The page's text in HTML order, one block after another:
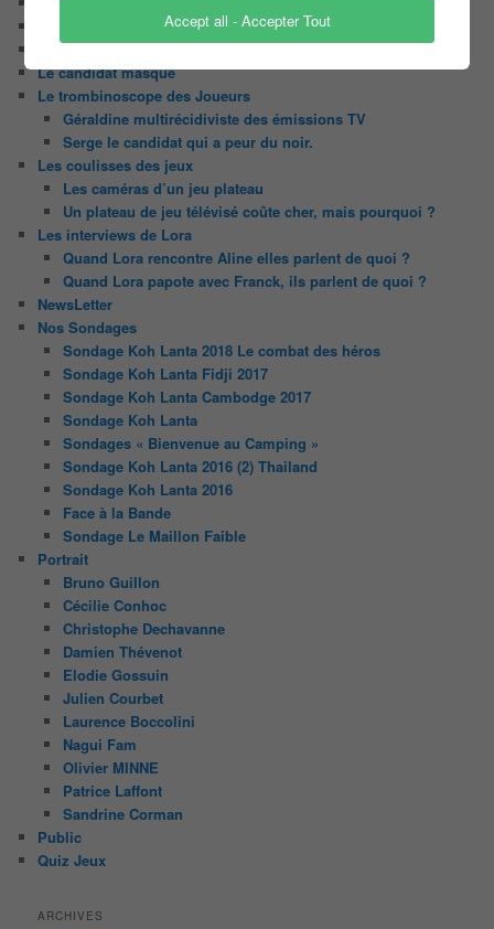
Il était une fois ….
Le candidat masqué
Le trombinoscope des Joueurs
Géraldine multirécidiviste des émissions TV
Serge le candidat qui a peur du noir.
Les coulisses des jeux
Les caméras d’un jeu plateau
Un plateau de jeu télévisé coûte cher, mais pourquoi ?
Les interviews de Lora
Quand Lora rencontre Aline elles parlent de quoi ?
Quand Lora papote avec Franck, ils parlent de quoi ?
NewsLetter
Nos Sondages
Sondage Koh Lanta 2018 Le combat des héros
Sondage Koh Lanta Fidji 2017
Sondage Koh Lanta Cambodge 2017
Sondage Koh Lanta
Sondages « Bienvenue au Camping »
Sondage Koh Lanta 2016 (2) Thailand
Sondage Koh Lanta 2016
Face à la Bande
Sondage Le Maillon Faible
Portrait
Bruno Guillon
Cécilie Conhoc
Christophe Dechavanne
Damien Thévenot
Elodie Gossuin
Julien Courbet
Laurence Boccolini
Nagui Fam
Olivier MINNE
Patrice Laffont
Sandrine Corman
Public
Quiz Jeux
ARCHIVES
Accept all - Accepter Tout